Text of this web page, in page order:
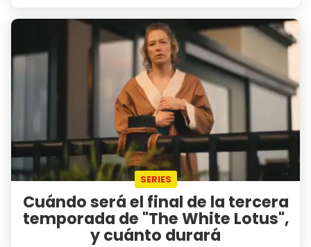
SERIES
Cuándo será el final de la tercera
temporada de "The White Lotus",
y cuánto durará